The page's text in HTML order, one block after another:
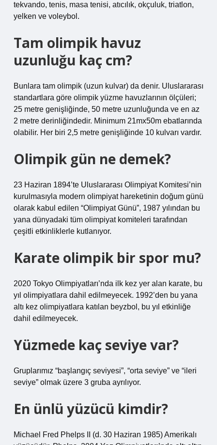
tekvando, tenis, masa tenisi, atıcılık, okçuluk, triatlon,
yelken ve voleybol.
Tam olimpik havuz
uzunluğu kaç cm?
Bunlara tam olimpik (uzun kulvar) da denir. Uluslararası
standartlara göre olimpik yüzme havuzlarının ölçüleri;
25 metre genişliğinde, 50 metre uzunluğunda ve en az
2 metre derinliğindedir. Minimum 21mx50m ebatlarında
olabilir. Her biri 2,5 metre genişliğinde 10 kulvarı vardır.
Olimpik gün ne demek?
23 Haziran 1894’te Uluslararası Olimpiyat Komitesi’nin
kurulmasıyla modern olimpiyat hareketinin doğum günü
olarak kabul edilen “Olimpiyat Günü”, 1987 yılından bu
yana dünyadaki tüm olimpiyat komiteleri tarafından
çeşitli etkinliklerle kutlanıyor.
Karate olimpik bir spor mu?
2020 Tokyo Olimpiyatları’nda ilk kez yer alan karate, bu
yıl olimpiyatlara dahil edilmeyecek. 1992’den bu yana
altı kez olimpiyatlara katılan beyzbol, bu yıl etkinliğe
dahil edilmeyecek.
Yüzmede kaç seviye var?
Gruplarımız “başlangıç ​​seviyesi”, “orta seviye” ve “ileri
seviye” olmak üzere 3 gruba ayrılıyor.
En ünlü yüzücü kimdir?
Michael Fred Phelps II (d. 30 Haziran 1985) Amerikalı